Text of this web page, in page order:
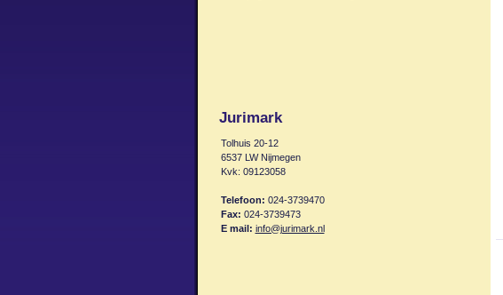
Jurimark
Tolhuis 20-12
6537 LW Nijmegen
Kvk: 09123058
Telefoon: 024-3739470
Fax: 024-3739473
E mail: info@jurimark.nl